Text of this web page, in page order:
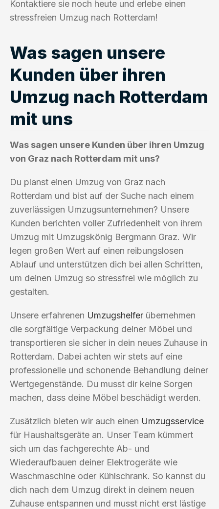
Kontaktiere sie noch heute und erlebe einen
stressfreien Umzug nach Rotterdam!
Was sagen unsere
Kunden über ihren
Umzug nach Rotterdam
mit uns
Was sagen unsere Kunden über ihren Umzug
von Graz nach Rotterdam mit uns?
Du planst einen Umzug von Graz nach
Rotterdam und bist auf der Suche nach einem
zuverlässigen Umzugsunternehmen? Unsere
Kunden berichten voller Zufriedenheit von ihrem
Umzug mit Umzugskönig Bergmann Graz. Wir
legen großen Wert auf einen reibungslosen
Ablauf und unterstützen dich bei allen Schritten,
um deinen Umzug so stressfrei wie möglich zu
gestalten.
Unsere erfahrenen Umzugshelfer übernehmen
die sorgfältige Verpackung deiner Möbel und
transportieren sie sicher in dein neues Zuhause in
Rotterdam. Dabei achten wir stets auf eine
professionelle und schonende Behandlung deiner
Wertgegenstände. Du musst dir keine Sorgen
machen, dass deine Möbel beschädigt werden.
Zusätzlich bieten wir auch einen Umzugsservice
für Haushaltsgeräte an. Unser Team kümmert
sich um das fachgerechte Ab- und
Wiederaufbauen deiner Elektrogeräte wie
Waschmaschine oder Kühlschrank. So kannst du
dich nach dem Umzug direkt in deinem neuen
Zuhause entspannen und musst nicht erst lästige